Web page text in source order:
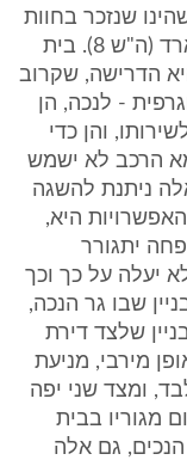
שנזכר בחוות
דעתה של חברתי, סגנית הנשיא נילי ארד (ה"ש 8). בית
הדרישה, שקרוב
- לנכה, הן
והן כדי
הרכב לא ישמש
ניתנת להשגה
היא,
יתגורר
יעלה על כך וכך
שבו גר הנכה,
שלצד דירת
מירבי, מניעת
ומצד שני יפה
מגוריו בבית
הנכים, גם אלה